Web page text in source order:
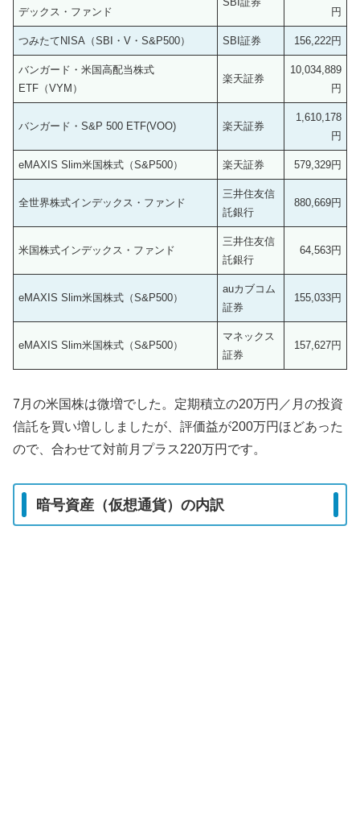
デックス・ファンド
円
つみたてNISA（SBI・V・S&P500） SBI証券 156,222円
バンガード・米国高配当株式
ETF（VYM）
楽天証券
10,034,889
円
バンガード・S&P 500 ETF(VOO) 楽天証券
1,610,178
円
eMAXIS Slim米国株式（S&P500） 楽天証券 579,329円
全世界株式インデックス・ファンド
三井住友信
託銀行
880,669円
米国株式インデックス・ファンド
三井住友信
託銀行
64,563円
eMAXIS Slim米国株式（S&P500）
auカブコム
証券
155,033円
eMAXIS Slim米国株式（S&P500）
マネックス
証券
157,627円
7月の米国株は微増でした。定期積立の20万円／月の投資
信託を買い増ししましたが、評価益が200万円ほどあった
ので、合わせて対前月プラス220万円です。
暗号資産（仮想通貨）の内訳